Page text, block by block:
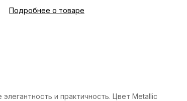
Подробнее о товаре
и практичность. Цвет Metallic